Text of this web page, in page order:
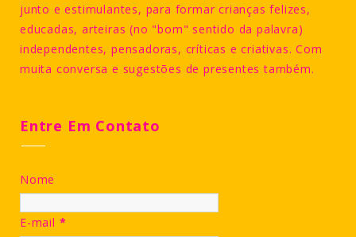
junto e estimulantes, para formar crianças felizes,
educadas, arteiras (no "bom" sentido da palavra)
independentes, pensadoras, críticas e criativas. Com
muita conversa e sugestões de presentes também.
Entre Em Contato
Nome
E-mail *